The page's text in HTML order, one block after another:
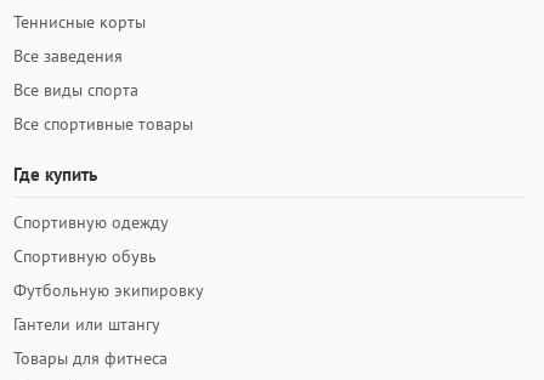
Теннисные корты
Все заведения
Все виды спорта
Все спортивные товары
Где купить
Спортивную одежду
Спортивную обувь
Футбольную экипировку
Гантели или штангу
Товары для фитнеса